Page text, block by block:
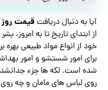
آیا به دنبال دریافت قیمت روز
از ابتدای تاریخ تا به امروز،
خود از انواع مواد طبیعی
برای امور شستشو و امور
شده است. لکه ها جزء
روی لباس های مامان و چه